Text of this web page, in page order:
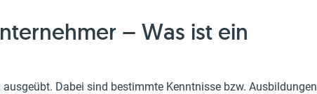
– Was ist ein
Dabei sind bestimmte Kenntnisse bzw. Ausbildungen